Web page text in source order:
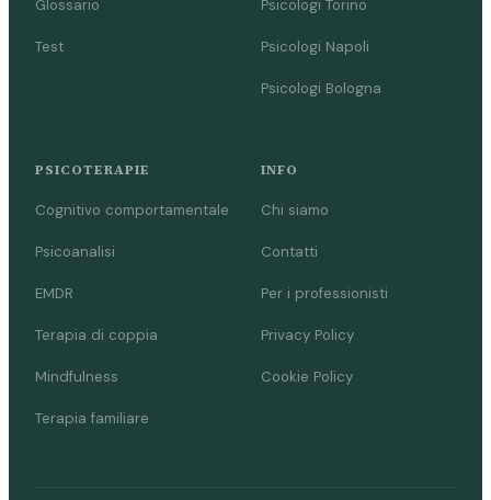
Glossario
Test
Psicologi Torino
Psicologi Napoli
Psicologi Bologna
PSICOTERAPIE
Cognitivo comportamentale
Psicoanalisi
EMDR
Terapia di coppia
Mindfulness
Terapia familiare
INFO
Chi siamo
Contatti
Per i professionisti
Privacy Policy
Cookie Policy